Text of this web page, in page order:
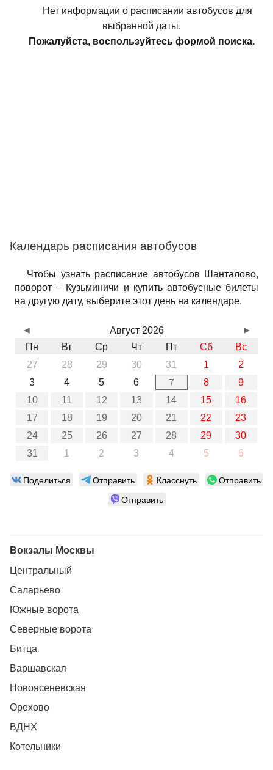
Нет информации о расписании автобусов для
выбранной даты.
Пожалуйста, воспользуйтесь формой поиска.
Календарь расписания автобусов
Чтобы узнать расписание автобусов Шанталово,
поворот – Кузьминичи и купить автобусные билеты
на другую дату, выберите этот день на календаре.
Август 2026
Пн
Вт Ср Чт Пт Сб
Вс
27
28 29 30 31 1
2
3
4 5 6 7 8
9
10
11 12 13 14 15
16
17
18 19 20 21 22
23
24
25 26 27 28 29
30
31
1 2 3 4 5 6
◄ ►
Поделиться Отправить Класснуть
Отправить
Отправить
Вокзалы Москвы
Центральный
Саларьево
Южные ворота
Северные ворота
Битца
Варшавская
Новоясеневская
Орехово
ВДНХ
Котельники